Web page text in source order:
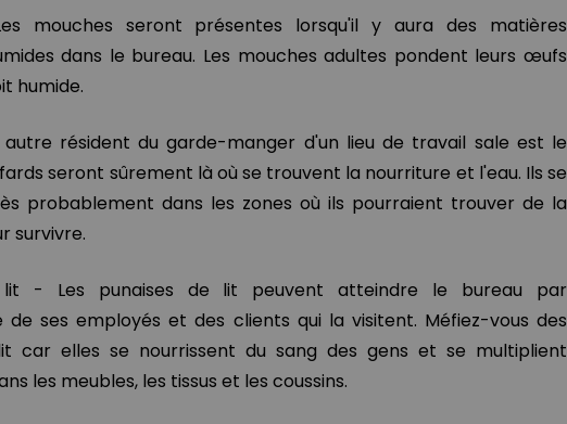
mouches seront présentes lorsqu'il y aura des matières
dans le bureau. Les mouches adultes pondent leurs œufs
humide.
résident du garde-manger d'un lieu de travail sale est le
seront sûrement là où se trouvent la nourriture et l'eau. Ils se
probablement dans les zones où ils pourraient trouver de la
survivre.
lit - Les punaises de lit peuvent atteindre le bureau par
de ses employés et des clients qui la visitent. Méfiez-vous des
car elles se nourrissent du sang des gens et se multiplient
les meubles, les tissus et les coussins.